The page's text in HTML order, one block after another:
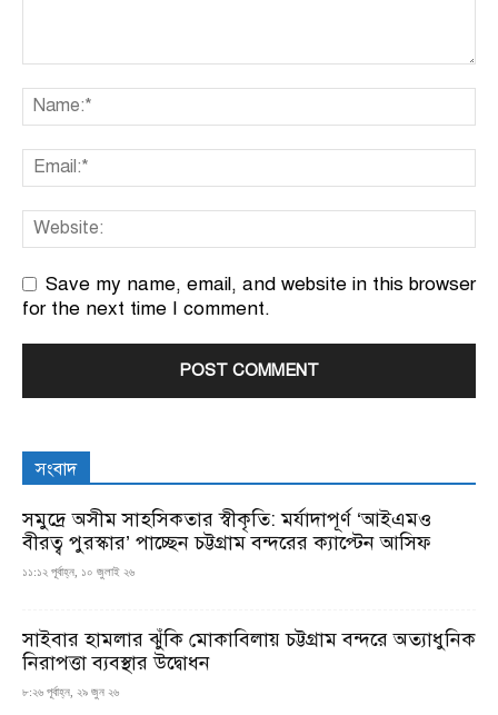
Save my name, email, and website in this browser
for the next time I comment.
সংবাদ
সমুদ্রে অসীম সাহসিকতার স্বীকৃতি: মর্যাদাপূর্ণ ‘আইএমও
বীরত্ব পুরস্কার’ পাচ্ছেন চট্টগ্রাম বন্দরের ক্যাপ্টেন আসিফ
১১:১২ পূর্বাহ্ন, ১০ জুলাই ২৬
সাইবার হামলার ঝুঁকি মোকাবিলায় চট্টগ্রাম বন্দরে অত্যাধুনিক
নিরাপত্তা ব্যবস্থার উদ্বোধন
৮:২৬ পূর্বাহ্ন, ২৯ জুন ২৬